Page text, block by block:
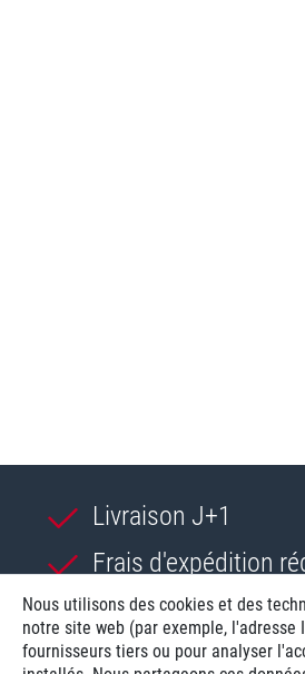
Livraison J+1
Frais d'expédition
Reconditionnée
Nous utilisons des cookies et des
notre site web (par exemple,
fournisseurs tiers ou pour analyser